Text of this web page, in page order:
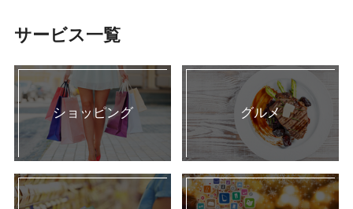
サービス一覧
ショッピング グルメ